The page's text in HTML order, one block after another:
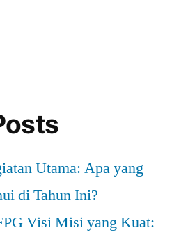
Utama: Apa yang
di Tahun Ini?
Visi Misi yang Kuat: